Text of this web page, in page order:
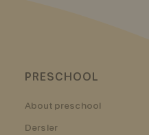
PRESCHOOL
About preschool
Dərslər